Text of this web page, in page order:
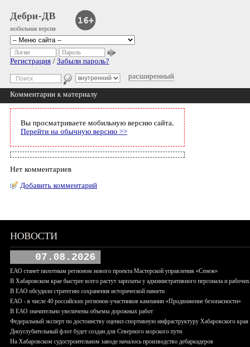
Дебри-ДВ
мобильная версия
расширенный
Логин Пароль
Регистрация / Забыли пароль?
Комментарии к материалу
Вы просматриваете мобильную версию сайта.
Перейти на обычную версию >>
Нет комментариев
Добавить комментарий
НОВОСТИ
07.08.2026
ЕАО станет пилотным регионом нового проекта Мастерской управления «Сенеж»
В Хабаровском крае быстрее всего растут зарплаты у административного персонала и рабочих
В ЕАО обсудили стратегию сохранения исторической памяти
ЕАО - в числе 40 российских регионов-участников кампании «Продвижение безопасности»
В ЕАО значительно увеличены объемы дорожных работ
Федеральный эксперт по достоинству оценил спортивную инфраструктуру Хабаровского края
Дноуглубительный флот будет создан для Северного морского пути
На Хабаровском судостроительном заводе началось производство дебаркадеров